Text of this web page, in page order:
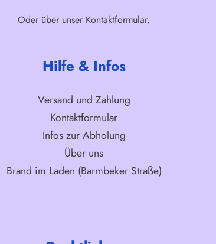
Oder über unser Kontaktformular.
Hilfe & Infos
Versand und Zahlung
Kontaktformular
Infos zur Abholung
Über uns
Brand im Laden (Barmbeker Straße)